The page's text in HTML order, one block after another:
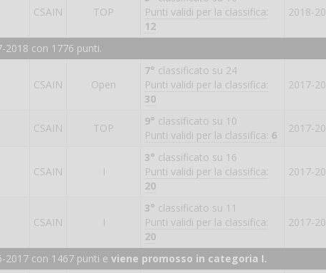
CSAIN TOP
Punti validi per la classifica:
12
2018-
2018 con 1776 punti.
CSAIN Open
7° classificato su 24
Punti validi per la classifica:
30
2017-
CSAIN TOP
9° classificato su 10
Punti validi per la classifica: 6
2017-
CSAIN I
3° classificato su 16
Punti validi per la classifica:
20
2017-
CSAIN I
3° classificato su 11
Punti validi per la classifica:
20
2017-
2017 con 1467 punti e viene promosso in categoria I.